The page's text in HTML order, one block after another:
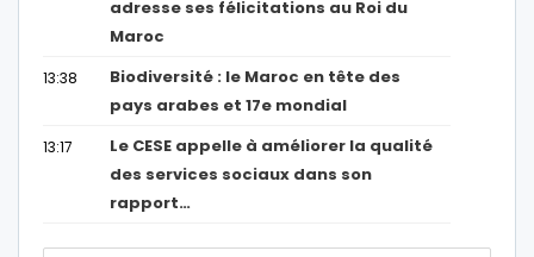
adresse ses félicitations au Roi du
Maroc
13:38
Biodiversité : le Maroc en tête des
pays arabes et 17e mondial
13:17
Le CESE appelle à améliorer la qualité
des services sociaux dans son
rapport…